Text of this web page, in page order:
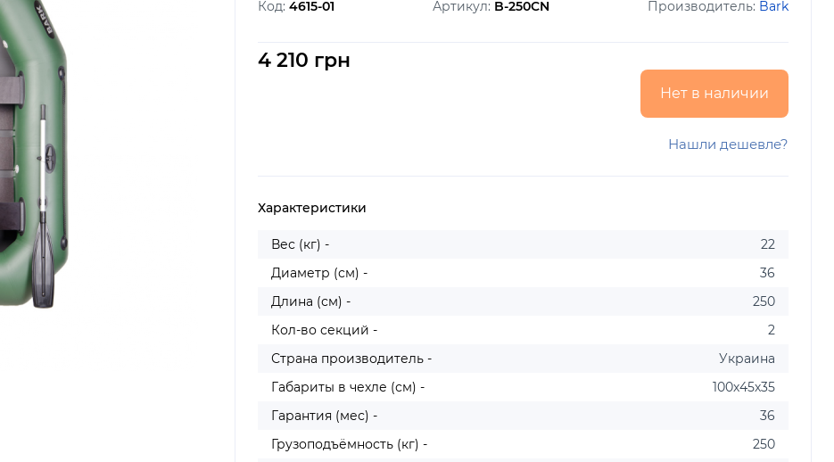
Код: 4615-01 Артикул: B-250CN Производитель: Bark
4 210 грн
Нет в наличии
Нашли дешевле?
Характеристики
Вес (кг) -
22
Диаметр (см) -
36
Длина (см) -
250
Кол-во секций -
2
Страна производитель -
Украина
Габариты в чехле (см) -
100х45х35
Гарантия (мес) -
36
Грузоподъёмность (кг) -
250